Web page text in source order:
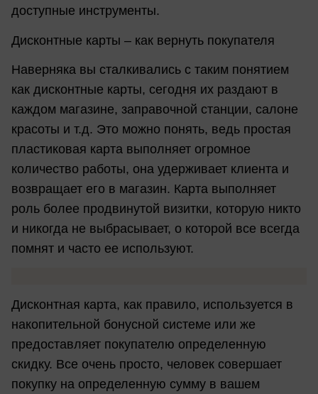
доступные инструменты.
Дисконтные карты – как вернуть покупателя
Наверняка вы сталкивались с таким понятием
как дисконтные карты, сегодня их раздают в
каждом магазине, заправочной станции, салоне
красоты и т.д. Это можно понять, ведь простая
пластиковая карта выполняет огромное
количество работы, она удерживает клиента и
возвращает его в магазин. Карта выполняет
роль более продвинутой визитки, которую никто
и никогда не выбрасывает, о которой все всегда
помнят и часто ее используют.
Дисконтная карта, как правило, используется в
накопительной бонусной системе или же
предоставляет покупателю определенную
скидку. Все очень просто, человек совершает
покупку на определенную сумму в вашем